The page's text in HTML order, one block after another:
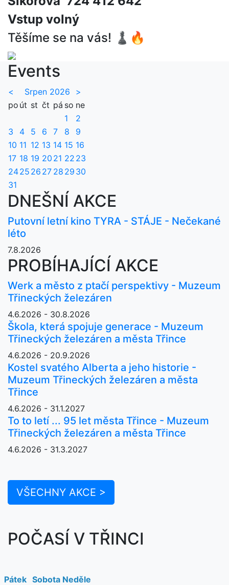
Vstup volný
Těšíme se na vás! ♟🔥
Events
< Srpen 2026
>
po út st čt pá so ne
1
2
3
4 5 6 7 8
9
10 11 12 13 14 15 16
17 18 19 20 21 22 23
2425 26 27 28 29 30
31
DNEŠNÍ AKCE
Putovní letní kino TYRA - STÁJE - Nečekané
léto
7.8.2026
PROBÍHAJÍCÍ AKCE
Werk a město z ptačí perspektivy - Muzeum
Třineckých železáren
4.6.2026 - 30.8.2026
Škola, která spojuje generace - Muzeum
Třineckých železáren a města Třince
4.6.2026 - 20.9.2026
Kostel svatého Alberta a jeho historie -
Muzeum Třineckých železáren a města
Třince
4.6.2026 - 31.1.2027
To to letí ... 95 let města Třince - Muzeum
Třineckých železáren a města Třince
4.6.2026 - 31.3.2027
VŠECHNY AKCE >
POČASÍ V TŘINCI
Pátek Sobota Neděle